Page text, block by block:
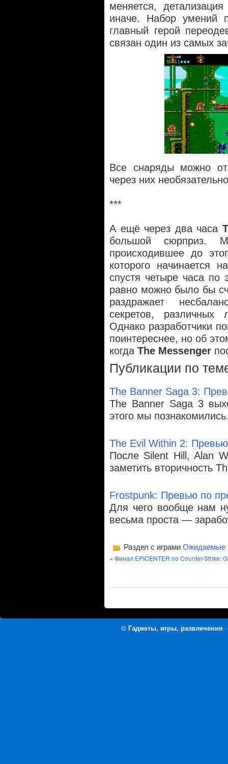
меняется,
иначе. Набор умений
главный герой
связан один из самых
Все снаряды можно
через них
***
А ещё через два часа
большой сюрприз.
происходившее до
которого начинается
спустя четыре часа по
равно можно было бы
раздражает
секретов, различных
Однако разработчики
поинтереснее, но об
когда The Messenger
Публикации по
The Banner Saga 3:
The Banner Saga 3
этого мы
The Evil Within 2:
После Silent Hill, Alan
заметить вторичность
Frostpunk: Превью по
Для чего вообще нам
весьма проста —
Раздел с играми Ожидаемые
« Финал EPICENTER по Counter-Strike:
© Гаджеты, игры, развлечения